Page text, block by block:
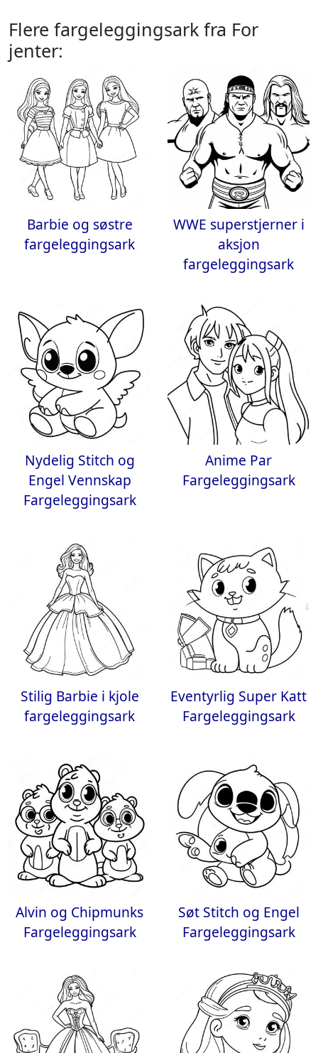
Flere fargeleggingsark fra For
jenter:
Barbie og søstre
fargeleggingsark
WWE superstjerner i
aksjon
fargeleggingsark
Nydelig Stitch og
Engel Vennskap
Fargeleggingsark
Anime Par
Fargeleggingsark
Stilig Barbie i kjole
fargeleggingsark
Eventyrlig Super Katt
Fargeleggingsark
Alvin og Chipmunks
Fargeleggingsark
Søt Stitch og Engel
Fargeleggingsark